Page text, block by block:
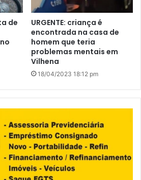
de
URGENTE: criança é
encontrada na casa de
homem que teria
problemas mentais em
Vilhena
18/04/2023 18:12 pm